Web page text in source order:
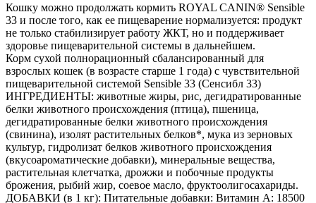
Кошку можно продолжать кормить ROYAL CANIN® Sensible
33 и после того, как ее пищеварение нормализуется: продукт
не только стабилизирует работу ЖКТ, но и поддерживает
здоровье пищеварительной системы в дальнейшем.
Корм сухой полнорационный сбалансированный для
взрослых кошек (в возрасте старше 1 года) с чувствительной
пищеварительной системой Sensible 33 (Сенсибл 33)
ИНГРЕДИЕНТЫ: животные жиры, рис, дегидратированные
белки животного происхождения (птица), пшеница,
дегидратированные белки животного происхождения
(свинина), изолят растительных белков*, мука из зерновых
культур, гидролизат белков животного происхождения
(вкусоароматические добавки), минеральные вещества,
растительная клетчатка, дрожжи и побочные продукты
брожения, рыбий жир, соевое масло, фруктоолигосахариды.
ДОБАВКИ (в 1 кг): Питательные добавки: Витамин A: 18500